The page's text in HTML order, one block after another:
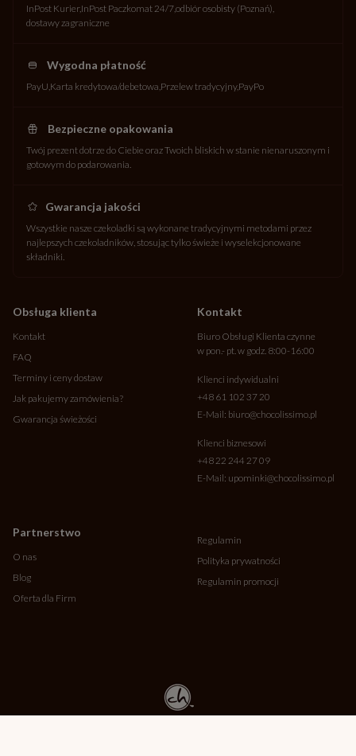
InPost Kurier InPost Paczkomat 24/7odbiór osobisty (Poznań)
dostawy zagraniczne
Wygodna płatność
PayU Karta kredytowa/debetowa Przelew tradycyjny PayPo
Bezpieczne opakowania
Twój prezent dotrze do Ciebie oraz Twoich bliskich w stanie nienaruszonym i
gotowym do podarowania.
Gwarancja jakości
Wszystkie nasze czekoladki są wykonane tradycyjnymi metodami przez
najlepszych czekoladników, stosując tylko świeże i wyselekcjonowane
składniki.
Obsługa klienta
Kontakt
FAQ
Terminy i ceny dostaw
Jak pakujemy zamówienia?
Gwarancja świeżości
Partnerstwo
O nas
Blog
Oferta dla Firm
Kontakt
Biuro Obsługi Klienta czynne
w pon.- pt. w godz. 8:00-16:00
Klienci indywidualni
+48 61 102 37 20
E-Mail: biuro@chocolissimo.pl
Klienci biznesowi
+48 22 244 27 09
E-Mail: upominki@chocolissimo.pl
Regulamin
Polityka prywatności
Regulamin promocji